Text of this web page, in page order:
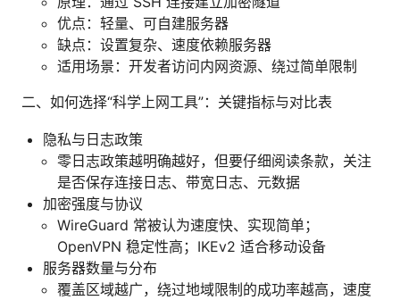
优点：轻量、可自建服务器
缺点：设置复杂、速度依赖服务器
适用场景：开发者访问内网资源、绕过简单限制
二、如何选择“科学上网工具”：关键指标与对比表
隐私与日志政策
零日志政策越明确越好，但要仔细阅读条款，关注
是否保存连接日志、带宽日志、元数据
加密强度与协议
WireGuard 常被认为速度快、实现简单；
OpenVPN 稳定性高；IKEv2 适合移动设备
服务器数量与分布
覆盖区域越广，绕过地域限制的成功率越高，速度